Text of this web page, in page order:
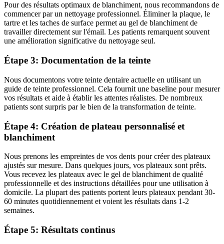
Pour des résultats optimaux de blanchiment, nous recommandons de
commencer par un nettoyage professionnel. Éliminer la plaque, le
tartre et les taches de surface permet au gel de blanchiment de
travailler directement sur l'émail. Les patients remarquent souvent
une amélioration significative du nettoyage seul.
Étape 3: Documentation de la teinte
Nous documentons votre teinte dentaire actuelle en utilisant un
guide de teinte professionnel. Cela fournit une baseline pour mesurer
vos résultats et aide à établir les attentes réalistes. De nombreux
patients sont surpris par le bien de la transformation de teinte.
Étape 4: Création de plateau personnalisé et
blanchiment
Nous prenons les empreintes de vos dents pour créer des plateaux
ajustés sur mesure. Dans quelques jours, vos plateaux sont prêts.
Vous recevez les plateaux avec le gel de blanchiment de qualité
professionnelle et des instructions détaillées pour une utilisation à
domicile. La plupart des patients portent leurs plateaux pendant 30-
60 minutes quotidiennement et voient les résultats dans 1-2
semaines.
Étape 5: Résultats continus